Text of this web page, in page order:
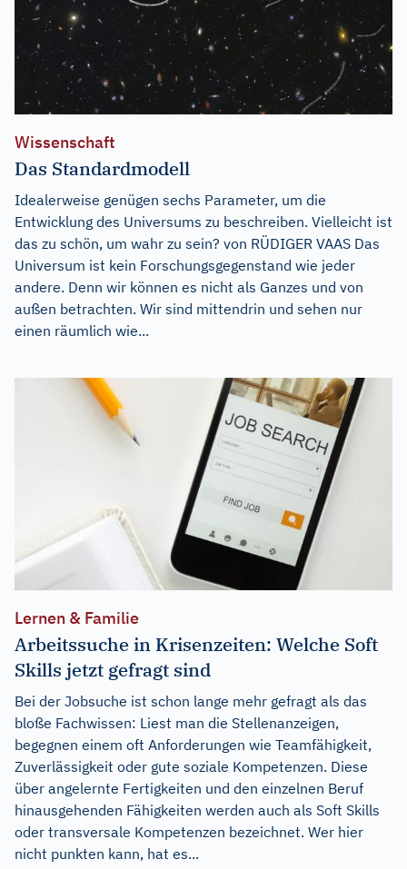
Wissenschaft
Das Standardmodell
Idealerweise genügen sechs Parameter, um die
Entwicklung des Universums zu beschreiben. Vielleicht ist
das zu schön, um wahr zu sein? von RÜDIGER VAAS Das
Universum ist kein Forschungsgegenstand wie jeder
andere. Denn wir können es nicht als Ganzes und von
außen betrachten. Wir sind mittendrin und sehen nur
einen räumlich wie...
Lernen & Familie
Arbeitssuche in Krisenzeiten: Welche Soft
Skills jetzt gefragt sind
Bei der Jobsuche ist schon lange mehr gefragt als das
bloße Fachwissen: Liest man die Stellenanzeigen,
begegnen einem oft Anforderungen wie Teamfähigkeit,
Zuverlässigkeit oder gute soziale Kompetenzen. Diese
über angelernte Fertigkeiten und den einzelnen Beruf
hinausgehenden Fähigkeiten werden auch als Soft Skills
oder transversale Kompetenzen bezeichnet. Wer hier
nicht punkten kann, hat es...